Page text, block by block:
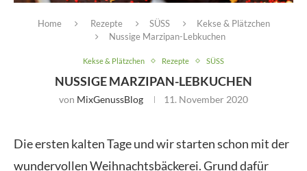
Home Rezepte SÜSS
Kekse & Plätzchen
Nussige Marzipan-Lebkuchen
Kekse & Plätzchen Rezepte SÜSS
NUSSIGE MARZIPAN-LEBKUCHEN
von MixGenussBlog 11. November 2020
Die ersten kalten Tage und wir starten schon mit der
wundervollen Weihnachtsbäckerei. Grund dafür